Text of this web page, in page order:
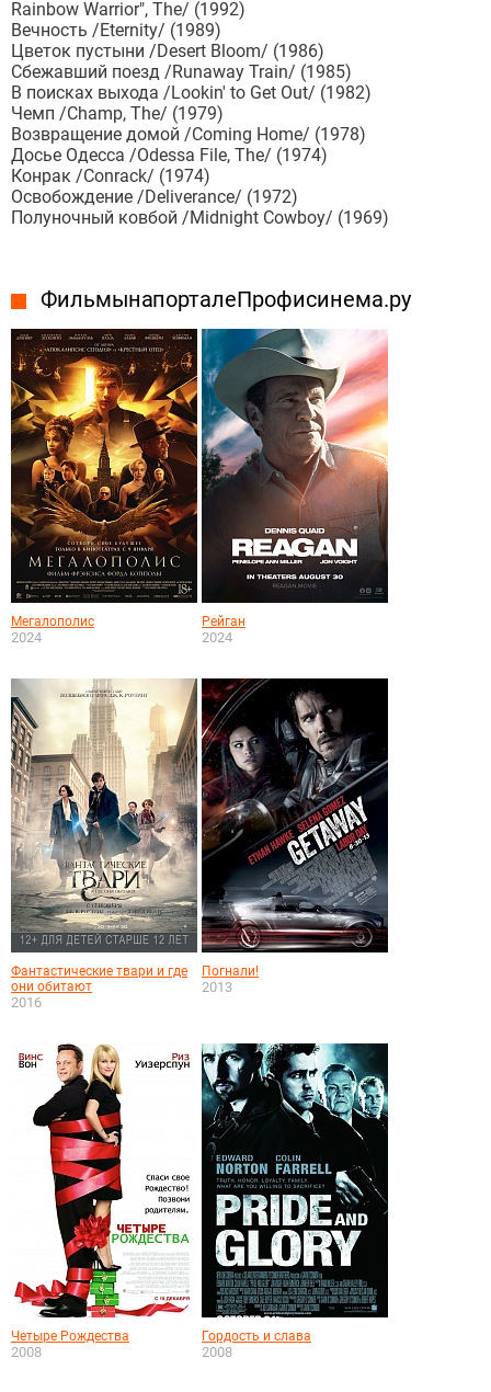
Rainbow Warrior", The/ (1992)
Вечность /Eternity/ (1989)
Цветок пустыни /Desert Bloom/ (1986)
Сбежавший поезд /Runaway Train/ (1985)
В поисках выхода /Lookin' to Get Out/ (1982)
Чемп /Champ, The/ (1979)
Возвращение домой /Coming Home/ (1978)
Досье Одесса /Odessa File, The/ (1974)
Конрак /Conrack/ (1974)
Освобождение /Deliverance/ (1972)
Полуночный ковбой /Midnight Cowboy/ (1969)
Фильмы на портале Профисинема.ру
Мегалополис
2024
Рейган
2024
Фантастические твари и где
они обитают
2016
Погнали!
2013
Четыре Рождества
2008
Гордость и слава
2008